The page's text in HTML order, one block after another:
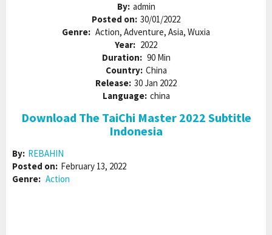
By: admin
Posted on: 30/01/2022
Genre: Action, Adventure, Asia, Wuxia
Year: 2022
Duration: 90 Min
Country: China
Release: 30 Jan 2022
Language: china
Download The TaiChi Master 2022 Subtitle
Indonesia
By: REBAHIN
Posted on: February 13, 2022
Genre: Action